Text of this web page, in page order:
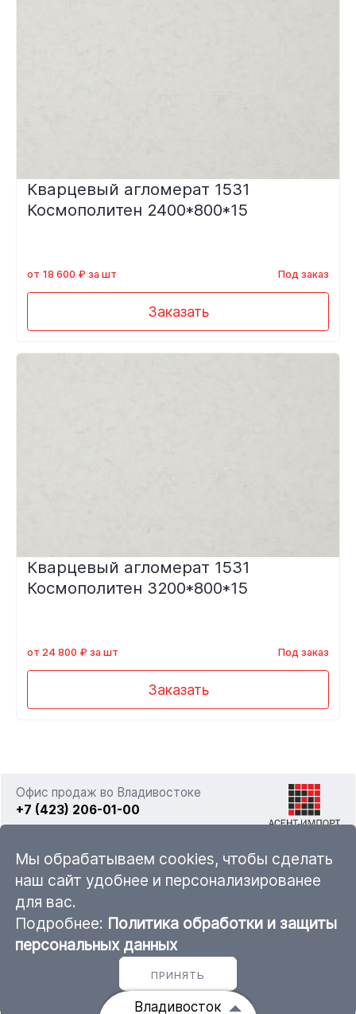
Кварцевый агломерат 1531
Космополитен 2400*800*15
от 18 600 ₽ за шт Под заказ
Заказать
Кварцевый агломерат 1531
Космополитен 3200*800*15
от 24 800 ₽ за шт Под заказ
Заказать
Офис продаж во Владивостоке
+7 (423) 206-01-00
sales@ascent-import.ru
Карта каталога продукции
© 2011 — 2026 ООО «Асент-Импорт»
Владивосток
Мы обрабатываем cookies, чтобы сделать
наш сайт удобнее и персонализированее
для вас.
Подробнее: Политика обработки и защиты
персональных данных
ПРИНЯТЬ